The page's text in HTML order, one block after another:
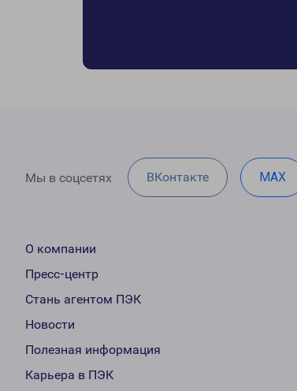
Мы в соцсетях ВКонтакте MAX
О компании
Пресс-центр
Стань агентом ПЭК
Новости
Полезная информация
Карьера в ПЭК